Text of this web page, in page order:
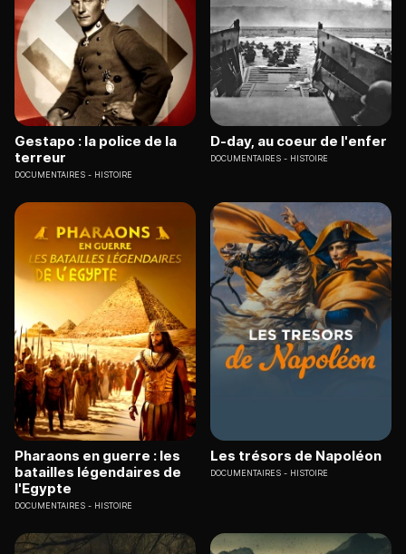
Gestapo : la police de la
terreur
DOCUMENTAIRES HISTOIRE
D-day, au coeur de l'enfer
DOCUMENTAIRES HISTOIRE
Pharaons en guerre : les
batailles légendaires de
l'Egypte
DOCUMENTAIRES HISTOIRE
Les trésors de Napoléon
DOCUMENTAIRES HISTOIRE